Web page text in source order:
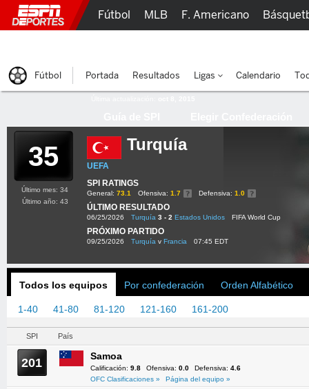
35 Turquía
UEFA
SPI RATINGS
General: 73.1 Ofensiva: 1.7 Defensiva: 1.0
ÚLTIMO RESULTADO
06/25/2026 Turquía 3 - 2 Estados Unidos FIFA World Cup
PRÓXIMO PARTIDO
09/25/2026 Turquía v Francia 07:45 EDT
Último mes: 34
Último año: 43
Todos los equipos Por confederación Orden Alfabético
1-40 41-80 81-120 121-160 161-200
SPI País
201 Samoa
Calificación: 9.8 Ofensiva: 0.0 Defensiva: 4.6
OFC Clasificaciones »
Página del equipo »
Fútbol MLB F. Americano
Fútbol Portada Resultados Ligas Calendario